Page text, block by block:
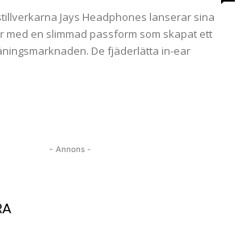
Jays Headphones lanserar sina
en slimmad passform som skapat ett
De fjäderlätta in-ear
- Annons -